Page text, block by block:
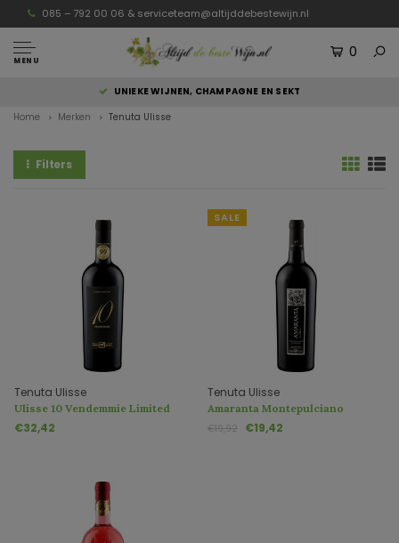
085 – 792 00 06 & serviceteam@altijddebestewijn.nl
MENU
0
UNIEKE WIJNEN, CHAMPAGNE EN SEKT
Home Merken Tenuta Ulisse
Filters
Tenuta Ulisse
Ulisse 10 Vendemmie Limited
Edition
€32,42
SALE
Tenuta Ulisse
Amaranta Montepulciano
d'Abruzzo DOP
€19,92 €19,42